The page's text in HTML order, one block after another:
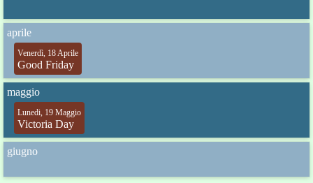
aprile
Venerdì, 18 Aprile
Good Friday
maggio
Lunedi, 19 Maggio
Victoria Day
giugno